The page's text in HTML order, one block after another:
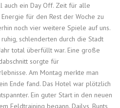
auch ein Day Off. Zeit für alle
für den Rest der Woche zu
noch vier weitere Spiele auf uns.
schlenderten durch die Stadt
total überfüllt war. Eine große
sorgte für
Am Montag merkte man
Ende fand. Das Hotel war plötzlich
Ein guter Start in den neuen
Feldtraining begann. Dailys, Bunts